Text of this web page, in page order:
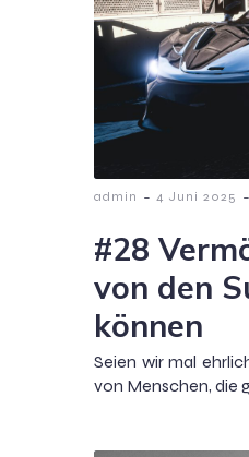
admin - 4 Juni 2025 -
#28
von den
können
Seien wir mal
von Menschen, die